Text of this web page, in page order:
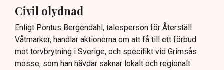
Civil olydnad
Enligt Pontus Bergendahl, talesperson för Återställ
Våtmarker, handlar aktionerna om att få till ett förbud
mot torvbrytning i Sverige, och specifikt vid Grimsås
mosse, som han hävdar saknar lokalt och regionalt